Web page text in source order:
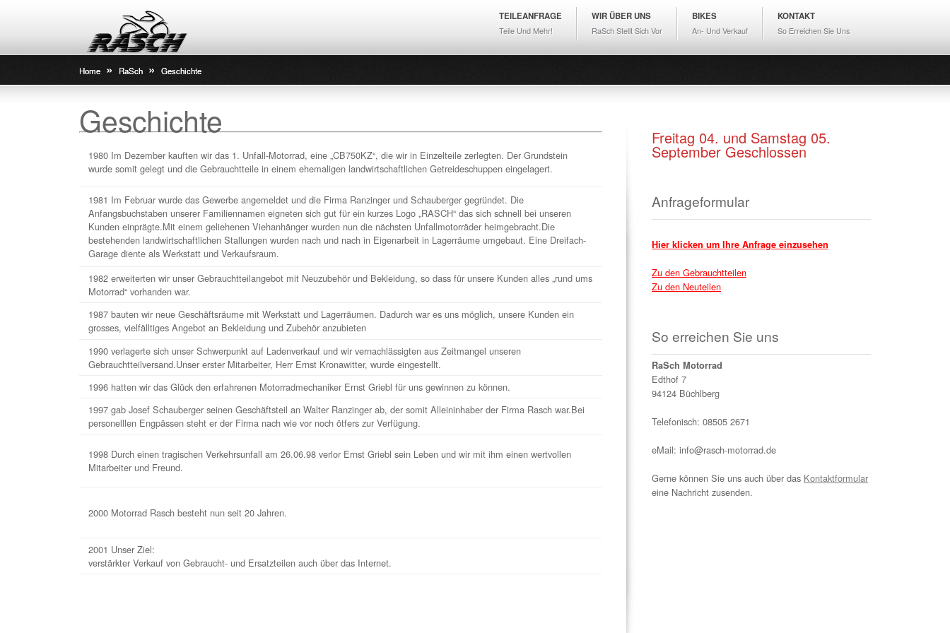
TEILEANFRAGE
Teile Und Mehr!
WIR ÜBER UNS
RaSch Stellt Sich Vor
BIKES
An- Und Verkauf
KONTAKT
So Erreichen Sie Uns
Home » RaSch » Geschichte
Geschichte
1980 Im Dezember kauften wir das 1. Unfall-Motorrad, eine „CB750KZ“, die wir in Einzelteile zerlegten. Der Grundstein
wurde somit gelegt und die Gebrauchtteile in einem ehemaligen landwirtschaftlichen Getreideschuppen eingelagert.
1981 Im Februar wurde das Gewerbe angemeldet und die Firma Ranzinger und Schauberger gegründet. Die
Anfangsbuchstaben unserer Familiennamen eigneten sich gut für ein kurzes Logo „RASCH“ das sich schnell bei unseren
Kunden einprägte.Mit einem geliehenen Viehanhänger wurden nun die nächsten Unfallmotorräder heimgebracht.Die
bestehenden landwirtschaftlichen Stallungen wurden nach und nach in Eigenarbeit in Lagerräume umgebaut. Eine Dreifach-
Garage diente als Werkstatt und Verkaufsraum.
1982 erweiterten wir unser Gebrauchtteilangebot mit Neuzubehör und Bekleidung, so dass für unsere Kunden alles „rund ums
Motorrad“ vorhanden war.
1987 bauten wir neue Geschäftsräume mit Werkstatt und Lagerräumen. Dadurch war es uns möglich, unsere Kunden ein
grosses, vielfälltiges Angebot an Bekleidung und Zubehör anzubieten
1990 verlagerte sich unser Schwerpunkt auf Ladenverkauf und wir vernachlässigten aus Zeitmangel unseren
Gebrauchtteilversand.Unser erster Mitarbeiter, Herr Ernst Kronawitter, wurde eingestellt.
1996 hatten wir das Glück den erfahrenen Motorradmechaniker Ernst Griebl für uns gewinnen zu können.
1997 gab Josef Schauberger seinen Geschäftsteil an Walter Ranzinger ab, der somit Alleininhaber der Firma Rasch war.Bei
personelllen Engpässen steht er der Firma nach wie vor noch ötfers zur Verfügung.
1998 Durch einen tragischen Verkehrsunfall am 26.06.98 verlor Ernst Griebl sein Leben und wir mit ihm einen wertvollen
Mitarbeiter und Freund.
2000 Motorrad Rasch besteht nun seit 20 Jahren.
2001 Unser Ziel:
verstärkter Verkauf von Gebraucht- und Ersatzteilen auch über das Internet.
Freitag 04. und Samstag 05.
September Geschlossen
Anfrageformular
Hier klicken um Ihre Anfrage einzusehen
Zu den Gebrauchtteilen
Zu den Neuteilen
So erreichen Sie uns
RaSch Motorrad
Edthof 7
94124 Büchlberg
Telefonisch: 08505 2671
eMail: info@rasch-motorrad.de
Gerne können Sie uns auch über das Kontaktformular
eine Nachricht zusenden.